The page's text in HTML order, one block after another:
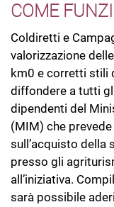
COME
Coldiretti e
valorizzazione
km0 e corretti stili
diffondere a tutti
dipendenti del
(MIM) che
sull’acquisto
presso gli
all’iniziativa.
sarà possibile